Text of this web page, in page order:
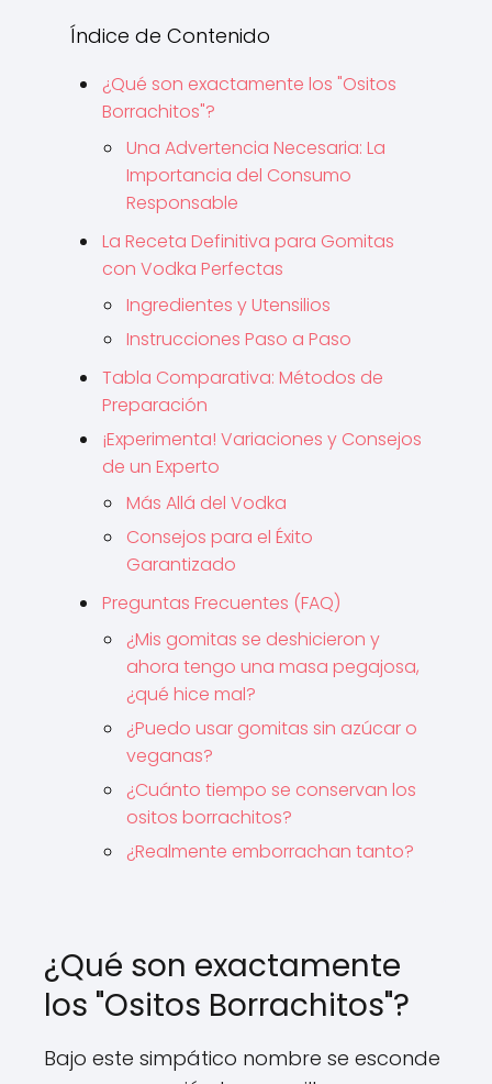
Índice de Contenido
¿Qué son exactamente los "Ositos
Borrachitos"?
Una Advertencia Necesaria: La
Importancia del Consumo
Responsable
La Receta Definitiva para Gomitas
con Vodka Perfectas
Ingredientes y Utensilios
Instrucciones Paso a Paso
Tabla Comparativa: Métodos de
Preparación
¡Experimenta! Variaciones y Consejos
de un Experto
Más Allá del Vodka
Consejos para el Éxito
Garantizado
Preguntas Frecuentes (FAQ)
¿Mis gomitas se deshicieron y
ahora tengo una masa pegajosa,
¿qué hice mal?
¿Puedo usar gomitas sin azúcar o
veganas?
¿Cuánto tiempo se conservan los
ositos borrachitos?
¿Realmente emborrachan tanto?
¿Qué son exactamente
los "Ositos Borrachitos"?
Bajo este simpático nombre se esconde